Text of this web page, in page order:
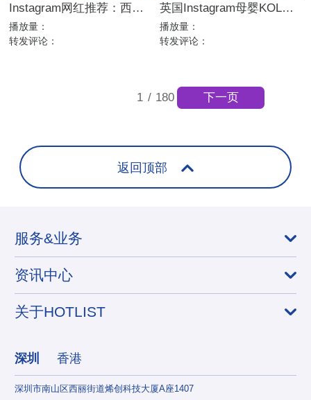
Instagram网红推荐：西班牙母婴亲子家庭博主，出海品牌合作推荐
播放量：
转发评论：
英国Instagram母婴KOL推荐：亲子生活与时尚穿搭博主
播放量：
转发评论：
1 / 180 下一页
返回顶部
服务&业务
资讯中心
关于HOTLIST
深圳 香港
深圳市南山区西丽街道烯创科技大厦A座1407